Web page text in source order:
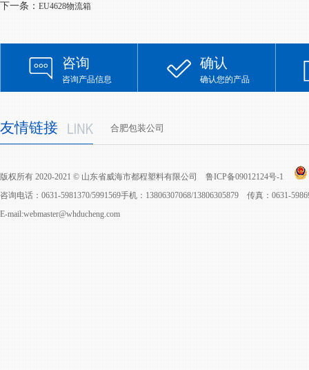
下一条： EU4628物流箱
咨询
咨询产品信息
确认
确认您的产品
友情链接 合肥包装公司
版权所有 2020-2021 © 山东省威海市都程塑料有限公司 鲁ICP备09012124号-1
咨询电话：0631-5981370/5991569手机：13806307068/13806305879 传真：0631-
E-mail:webmaster@whducheng.com